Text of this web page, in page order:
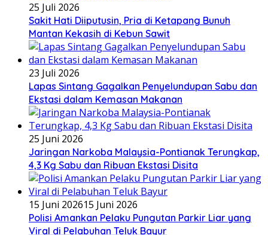
25 Juli 2026
Sakit Hati Diiputusin, Pria di Ketapang Bunuh
Mantan Kekasih di Kebun Sawit
23 Juli 2026
Lapas Sintang Gagalkan Penyelundupan Sabu dan
Ekstasi dalam Kemasan Makanan
25 Juni 2026
Jaringan Narkoba Malaysia-Pontianak Terungkap,
4,3 Kg Sabu dan Ribuan Ekstasi Disita
15 Juni 202615 Juni 2026
Polisi Amankan Pelaku Pungutan Parkir Liar yang
Viral di Pelabuhan Teluk Bayur